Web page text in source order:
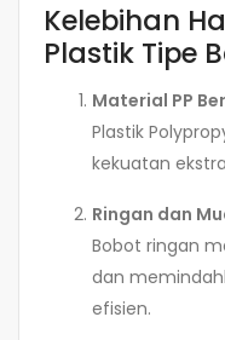
Kelebihan
Plastik Tipe
Material PP
Plastik
kekuatan
Ringan dan
Bobot ringan
dan
efisien.